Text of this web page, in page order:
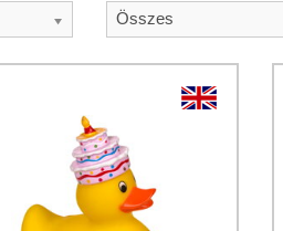
Összes